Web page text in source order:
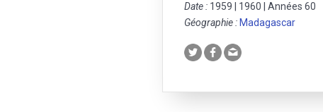
Date : 1959 | 1960 | Années 60
Géographie : Madagascar